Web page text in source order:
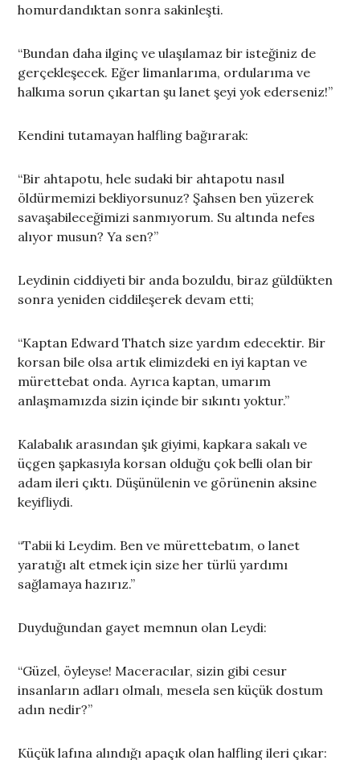
homurdandıktan sonra sakinleşti.
“Bundan daha ilginç ve ulaşılamaz bir isteğiniz de
gerçekleşecek. Eğer limanlarıma, ordularıma ve
halkıma sorun çıkartan şu lanet şeyi yok ederseniz!”
Kendini tutamayan halfling bağırarak:
“Bir ahtapotu, hele sudaki bir ahtapotu nasıl
öldürmemizi bekliyorsunuz? Şahsen ben yüzerek
savaşabileceğimizi sanmıyorum. Su altında nefes
alıyor musun? Ya sen?”
Leydinin ciddiyeti bir anda bozuldu, biraz güldükten
sonra yeniden ciddileşerek devam etti;
“Kaptan Edward Thatch size yardım edecektir. Bir
korsan bile olsa artık elimizdeki en iyi kaptan ve
mürettebat onda. Ayrıca kaptan, umarım
anlaşmamızda sizin içinde bir sıkıntı yoktur.”
Kalabalık arasından şık giyimi, kapkara sakalı ve
üçgen şapkasıyla korsan olduğu çok belli olan bir
adam ileri çıktı. Düşünülenin ve görünenin aksine
keyifliydi.
“Tabii ki Leydim. Ben ve mürettebatım, o lanet
yaratığı alt etmek için size her türlü yardımı
sağlamaya hazırız.”
Duyduğundan gayet memnun olan Leydi:
“Güzel, öyleyse! Maceracılar, sizin gibi cesur
insanların adları olmalı, mesela sen küçük dostum
adın nedir?”
Küçük lafına alındığı apaçık olan halfling ileri çıkar: